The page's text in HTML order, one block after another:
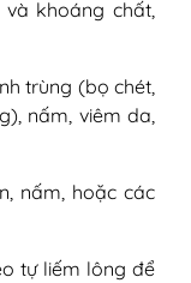
khoáng chất,
trùng (bọ chét,
nấm, viêm da,
nấm, hoặc các
tự liếm lông để